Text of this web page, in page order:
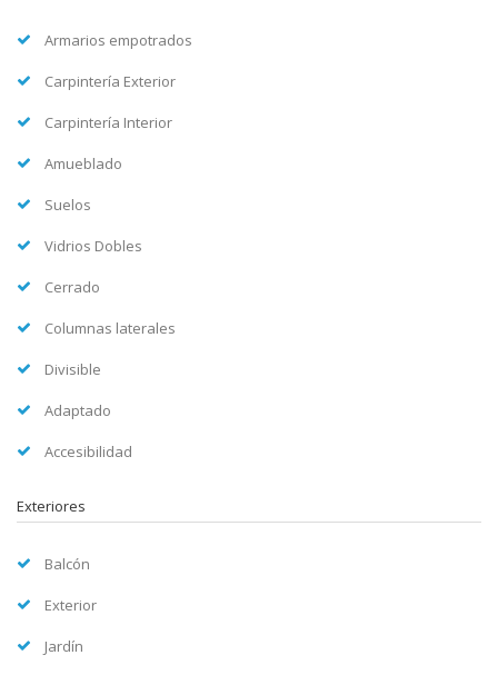
Armarios empotrados
Carpintería Exterior
Carpintería Interior
Amueblado
Suelos
Vidrios Dobles
Cerrado
Columnas laterales
Divisible
Adaptado
Accesibilidad
Exteriores
Balcón
Exterior
Jardín